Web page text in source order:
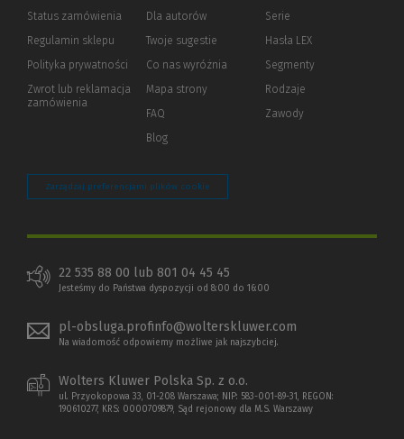
Status zamówienia
Regulamin sklepu
Polityka prywatności (Nowe
(Link
innej
Zwrot lub reklamacja
zamówienia
Dla autorów(Nowe
(Link
innej
strony)
Twoje sugestie
Co nas wyróżnia
Mapa strony
FAQ
Blog
Serie
Hasła LEX
Segmenty
Rodzaje
Zawody
Zarządzaj preferencjami plików cookie
22 535 88 00 lub 801 04 45 45
Jesteśmy do Państwa dyspozycji od 8:00 do 16:00
pl-obsluga.profinfo@wolterskluwer.com
Na wiadomość odpowiemy możliwe jak najszybciej.
Wolters Kluwer Polska Sp. z o.o.
ul. Przyokopowa 33, 01-208 Warszawa; NIP: 583-001-89-31, REGON:
190610277, KRS: 0000709879, Sąd rejonowy dla M.S. Warszawy